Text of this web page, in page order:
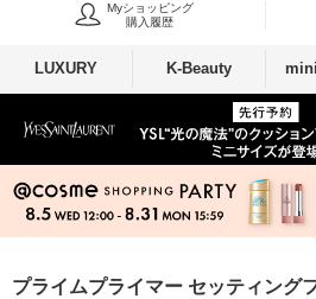
Myショッピング
購入履歴
LUXURY K-Beauty
プライムプライマー セッティング